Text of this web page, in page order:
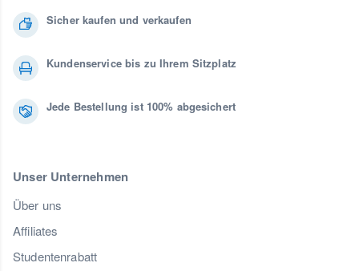
Sicher kaufen und verkaufen
Kundenservice bis zu Ihrem Sitzplatz
Jede Bestellung ist 100% abgesichert
Unser Unternehmen
Über uns
Affiliates
Studentenrabatt